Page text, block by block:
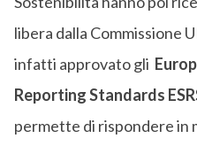
libera dalla Commissione
infatti approvato gli
Reporting Standards
permette di rispondere in